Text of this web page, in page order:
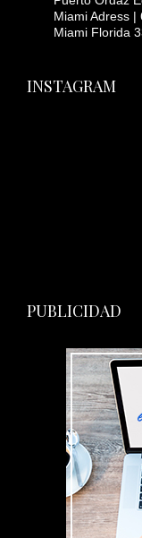
Miami Adress |
Miami Florida
INSTAGRAM
PUBLICIDAD